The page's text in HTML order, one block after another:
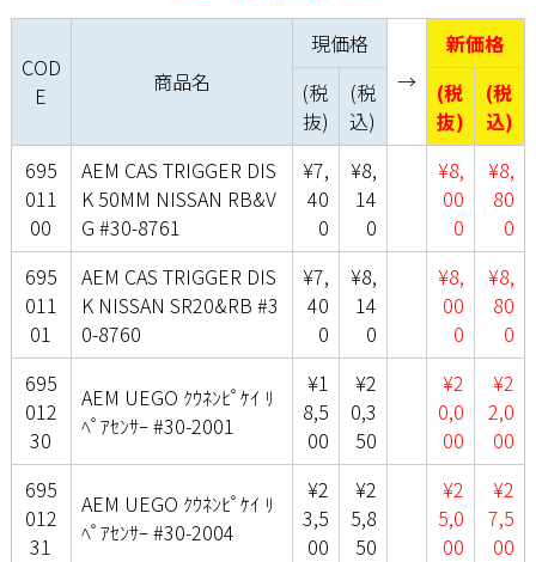
COD
E
商品名
現価格
→
新価格
(税
抜)
(税
込)
(税
抜)
(税
込)
695
011
00
AEM CAS TRIGGER DIS
K 50MM NISSAN RB&V
G #30-8761
¥7,
40
0
¥8,
14
0
¥8,
00
0
¥8,
80
0
695
011
01
AEM CAS TRIGGER DIS
K NISSAN SR20&RB #3
0-8760
¥7,
40
0
¥8,
14
0
¥8,
00
0
¥8,
80
0
695
012
30
AEM UEGO ｸｳﾈﾝﾋﾟｹｲ ﾘ
ﾍﾟｱｾﾝｻｰ #30-2001
¥1
8,5
00
¥2
0,3
50
¥2
0,0
00
¥2
2,0
00
695
012
31
AEM UEGO ｸｳﾈﾝﾋﾟｹｲ ﾘ
ﾍﾟｱｾﾝｻｰ #30-2004
¥2
3,5
00
¥2
5,8
50
¥2
5,0
00
¥2
7,5
00